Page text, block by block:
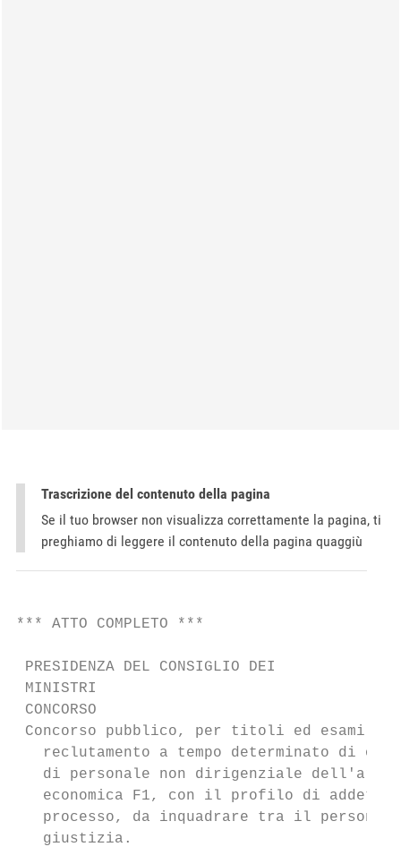
Trascrizione del contenuto della pagina
Se il tuo browser non visualizza correttamente la pagina, ti
preghiamo di leggere il contenuto della pagina quaggiù
*** ATTO COMPLETO ***
PRESIDENZA DEL CONSIGLIO DEI
MINISTRI
CONCORSO
Concorso pubblico, per titoli ed esami,
reclutamento a tempo determinato di
di personale non dirigenziale dell'area
economica F1, con il profilo di addetto
processo, da inquadrare tra il
   giustizia.